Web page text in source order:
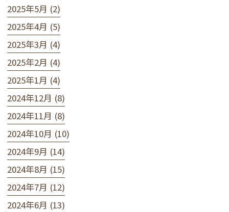
2025年5月 (2)
2025年4月 (5)
2025年3月 (4)
2025年2月 (4)
2025年1月 (4)
2024年12月 (8)
2024年11月 (8)
2024年10月 (10)
2024年9月 (14)
2024年8月 (15)
2024年7月 (12)
2024年6月 (13)